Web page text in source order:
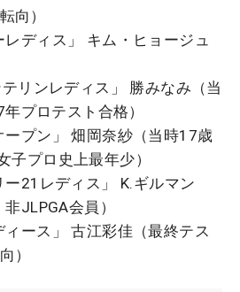
向）
ディス」 キム・ヒョージュ
リンレディス」 勝みなみ（当
プロテスト合格）
プン」 畑岡奈紗（当時17歳
子プロ史上最年少）
21レディス」 K.ギルマン
JLPGA会員）
ース」 古江彩佳（最終テス
）